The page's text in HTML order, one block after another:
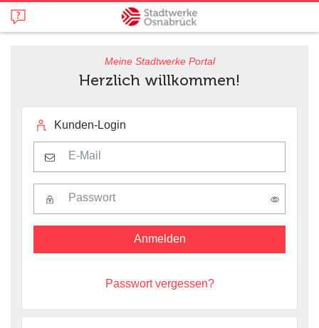
Meine StadtwerkePortal
Herzlich willkommen!
Kunden-Login
Anmelden
Passwort vergessen?